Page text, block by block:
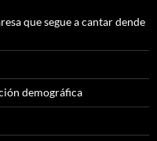
que segue a cantar dende
demográfica